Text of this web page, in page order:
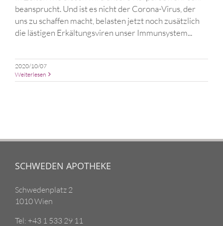
beansprucht. Und ist es nicht der Corona-Virus, der
uns zu schaffen macht, belasten jetzt noch zusätzlich
die lästigen Erkältungsviren unser Immunsystem...
2020/10/07
Weiterlesen
SCHWEDEN APOTHEKE
Schwedenplatz 2
1010 Wien
Tel: +43 1 533 29 11